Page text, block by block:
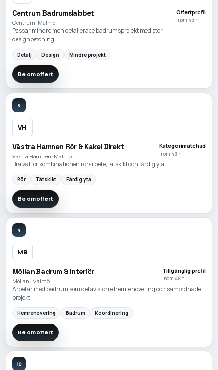
Centrum Badrumslabbet
Centrum · Malmö
Offertprofil
Inom 48 h
Passar mindre men detaljerade badrumsprojekt med stor
designbetoning.
Detalj Design Mindre projekt
Be om offert
8
VH
Västra Hamnen Rör & Kakel Direkt
Västra Hamnen · Malmö
Kategorimatchad
Inom 48 h
Bra val för kombinationen rörarbete, tätskikt och färdig yta.
Rör Tätskikt Färdig yta
Be om offert
9
MB
Möllan Badrum & Interiör
Möllan · Malmö
Tillgänglig profil
Inom 48 h
Arbetar med badrum som del av större hemrenovering och samordnade
projekt.
Hemrenovering Badrum Koordinering
Be om offert
10